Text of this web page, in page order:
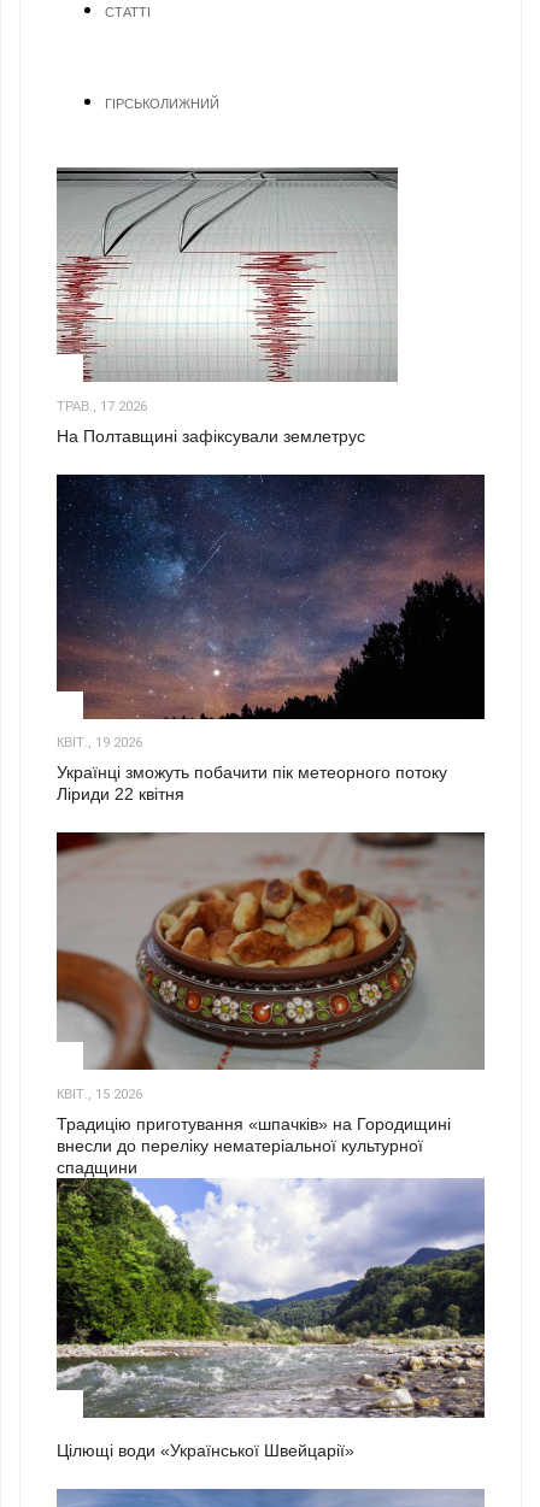
СТАТТІ
ГІРСЬКОЛИЖНИЙ
ТРАВ., 17 2026
На Полтавщині зафіксували землетрус
КВІТ., 19 2026
Українці зможуть побачити пік метеорного потоку
Ліриди 22 квітня
КВІТ., 15 2026
Традицію приготування «шпачків» на Городищині
внесли до переліку нематеріальної культурної
спадщини
Цілющі води «Української Швейцарії»